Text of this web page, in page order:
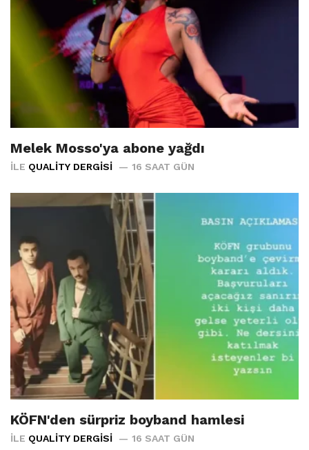
Melek Mosso'ya abone yağdı
İLE QUALITY DERGISI 16 SAAT GÜN
KÖFN'den sürpriz boyband hamlesi
İLE QUALITY DERGISI 16 SAAT GÜN